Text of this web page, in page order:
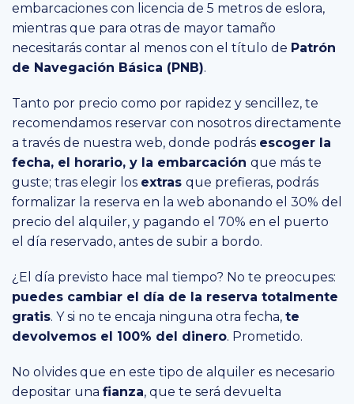
embarcaciones con licencia de 5 metros de eslora,
mientras que para otras de mayor tamaño
necesitarás contar al menos con el título de Patrón
de Navegación Básica (PNB).
Tanto por precio como por rapidez y sencillez, te
recomendamos reservar con nosotros directamente
a través de nuestra web, donde podrás escoger la
fecha, el horario, y la embarcación que más te
guste; tras elegir los extras que prefieras, podrás
formalizar la reserva en la web abonando el 30% del
precio del alquiler, y pagando el 70% en el puerto
el día reservado, antes de subir a bordo.
¿El día previsto hace mal tiempo? No te preocupes:
puedes cambiar el día de la reserva totalmente
gratis. Y si no te encaja ninguna otra fecha, te
devolvemos el 100% del dinero. Prometido.
No olvides que en este tipo de alquiler es necesario
depositar una fianza, que te será devuelta